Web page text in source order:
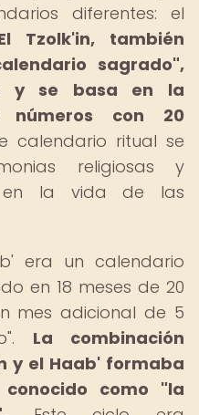
diferentes: el
Tzolk'in, también
sagrado",
y se basa en la
números con 20
calendario ritual se
religiosas y
en la vida de las
era un calendario
en 18 meses de 20
mes adicional de 5
La combinación
y el Haab' formaba
como "la